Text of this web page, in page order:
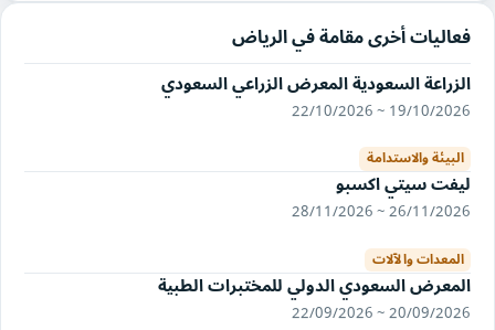
فعاليات أخرى مقامة في الرياض
الزراعة السعودية المعرض الزراعي السعودي
19/10/2026 ~ 22/10/2026
البيئة والاستدامة
ليفت سيتي اكسبو
26/11/2026 ~ 28/11/2026
المعدات والآلات
المعرض السعودي الدولي للمختبرات الطبية
20/09/2026 ~ 22/09/2026